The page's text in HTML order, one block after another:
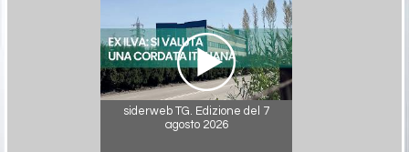
siderweb TG. Edizione del 7
agosto 2026